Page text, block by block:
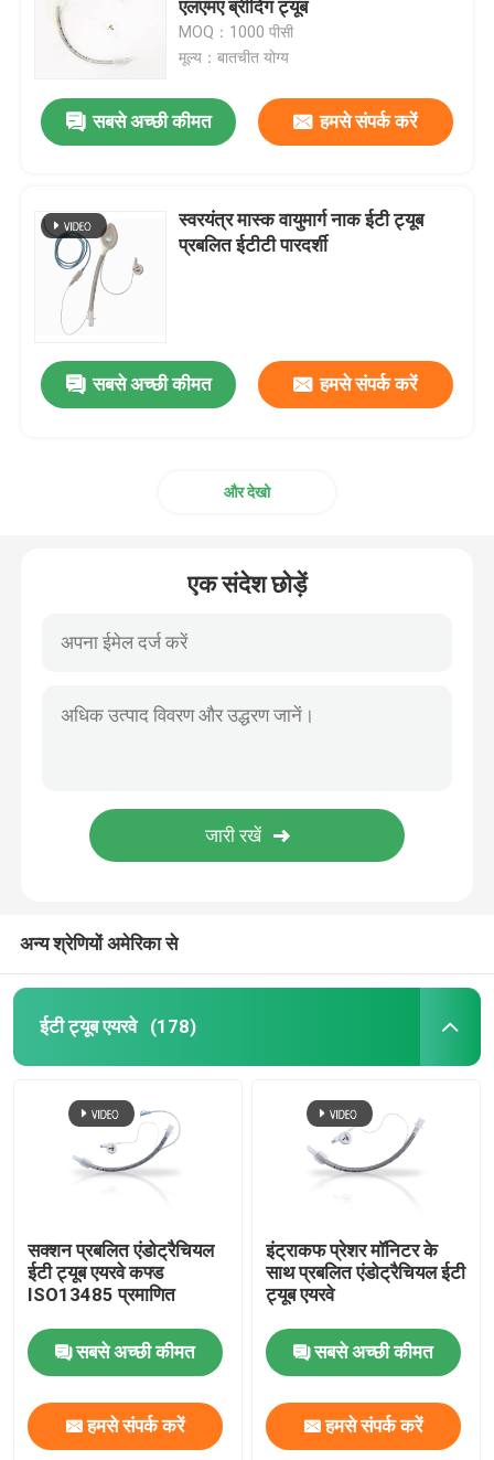
ब्रोन्कियल ब्लॉकर ट्यूब
सक्शन कैथेटर
ऑरोफरीन्जियल एयरवे ट्यूब
व्यक्तिगत सुरक्षा उपकरण पीपीई
एनेस्थेसिया डिस्पोजेबल
एलएमए ब्रीदिंग ट्यूब
MOQ：1000 पीसी
मूल्य：बातचीत योग्य
सबसे अच्छी कीमत हमसे संपर्क करें
स्वरयंत्र मास्क वायुमार्ग नाक ईटी ट्यूब
प्रबलित ईटीटी पारदर्शी
सबसे अच्छी कीमत हमसे संपर्क करें
और देखो
एक संदेश छोड़ें
अन्य श्रेणियों अमेरिका से
ईटी ट्यूब एयरवे (178)
सक्शन प्रबलित एंडोट्रैचियल
ईटी ट्यूब एयरवे कफ्ड
ISO13485 प्रमाणित
सबसे अच्छी कीमत
हमसे संपर्क करें
इंट्राकफ प्रेशर मॉनिटर के
साथ प्रबलित एंडोट्रैचियल ईटी
ट्यूब एयरवे
सबसे अच्छी कीमत
हमसे संपर्क करें